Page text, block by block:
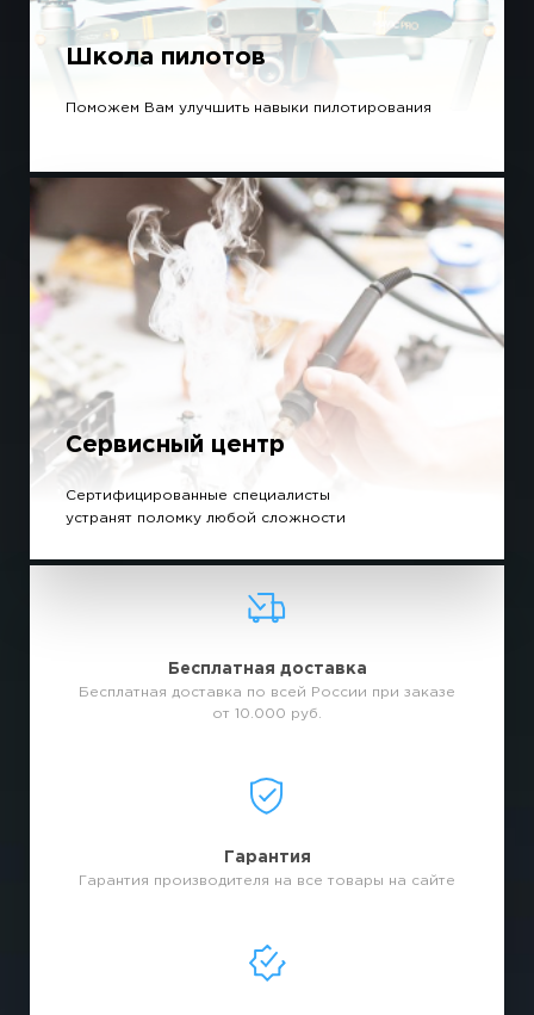
Школа пилотов
Поможем Вам улучшить навыки пилотирования
Сервисный центр
Сертифицированные специалисты
устранят поломку любой сложности
Бесплатная доставка
Бесплатная доставка по всей России при заказе
от 10.000 руб.
Гарантия
Гарантия производителя на все товары на сайте